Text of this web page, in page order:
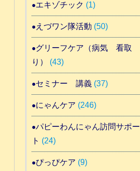
エキゾチック (1)
えづワン隊活動 (50)
グリーフケア（病気 看取
り）
(43)
セミナー 講義(37)
にゃんケア (246)
パピーわんにゃん訪問サポー
ト (24)
ぴっぴケア (9)